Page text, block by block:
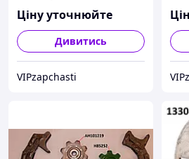
Ціну уточнюйте
Дивитись
VIPzapchasti